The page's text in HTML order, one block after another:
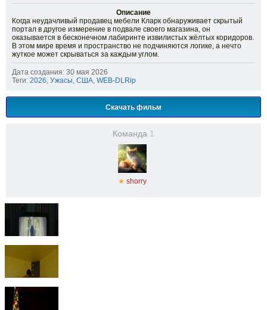
Описание
Когда неудачливый продавец мебели Кларк обнаруживает скрытый
портал в другое измерение в подвале своего магазина, он
оказывается в бесконечном лабиринте извилистых жёлтых коридоров.
В этом мире время и пространство не подчиняются логике, а нечто
жуткое может скрываться за каждым углом.
Дата создания: 30 мая 2026
Теги: 2026, Ужасы, США, WEB-DLRip
Скачать фильм
Команда 1
★ shorry